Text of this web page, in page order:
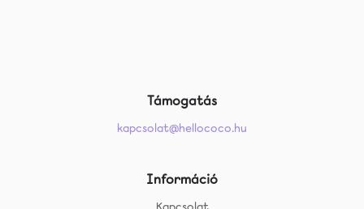
Támogatás
kapcsolat@hellococo.hu
Információ